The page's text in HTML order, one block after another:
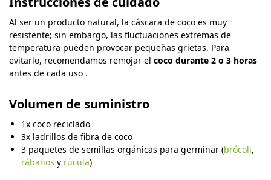
Al ser un producto natural, la cáscara de coco es muy
resistente; sin embargo, las fluctuaciones extremas de
temperatura pueden provocar pequeñas grietas. Para
evitarlo, recomendamos remojar el coco durante 2 o 3 horas
antes de cada uso .
Volumen de suministro
1x coco reciclado
3x ladrillos de fibra de coco
3 paquetes de semillas orgánicas para germinar (brócoli,
rábanos y rúcula)